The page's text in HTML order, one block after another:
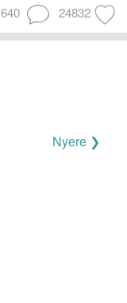
640 24832
Nyere ❯